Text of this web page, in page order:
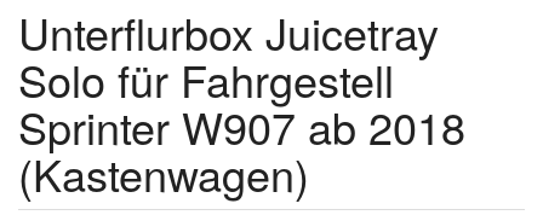
Unterflurbox Juicetray
Solo für Fahrgestell
Sprinter W907 ab 2018
(Kastenwagen)